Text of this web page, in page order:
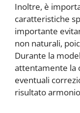
Inoltre, è
caratteristiche
importante
non naturali,
Durante la
attentamente la
eventuali
risultato